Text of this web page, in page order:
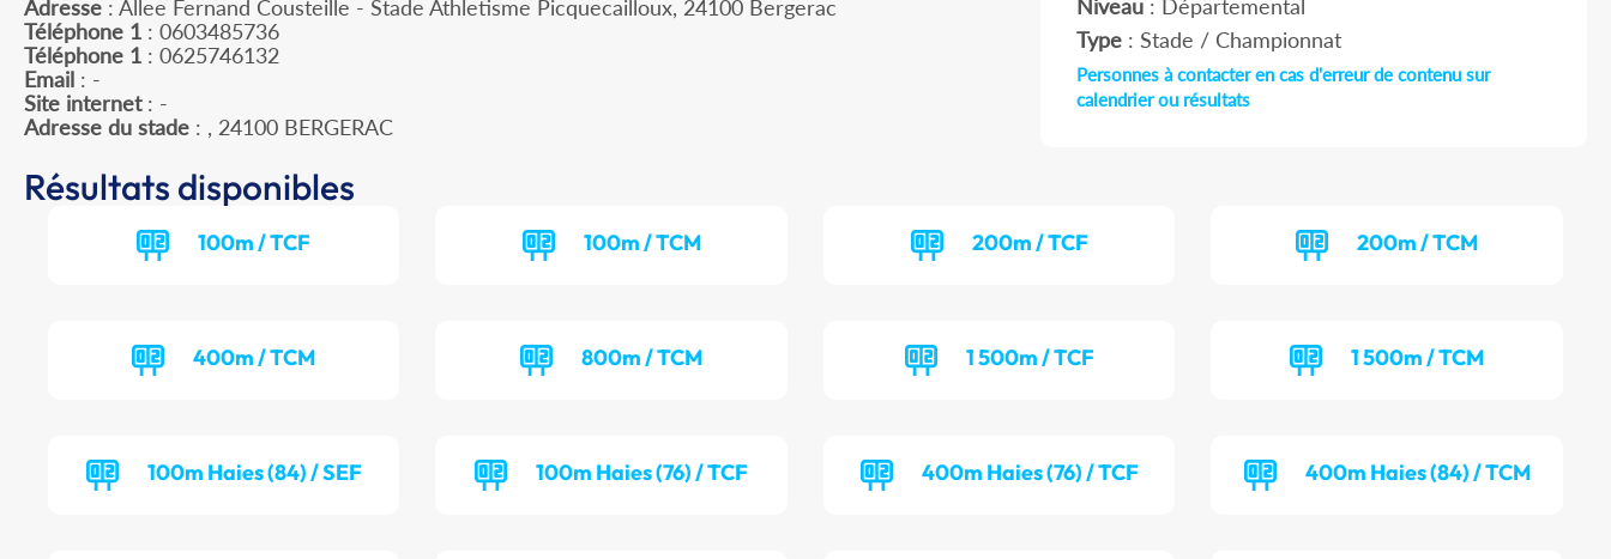
Adresse : Allee Fernand Cousteille - Stade Athletisme Picquecailloux, 24100 Bergerac
Téléphone 1 : 0603485736
Téléphone 1 : 0625746132
Email : -
Site internet: -
Adresse du stade : , 24100 BERGERAC
Niveau: Départemental
Type: Stade / Championnat
Personnes à contacter en cas d'erreur de contenu sur
calendrier ou résultats
Résultats disponibles
100m / TCF 100m / TCM 200m / TCF 200m / TCM
400m / TCM 800m / TCM 1 500m / TCF 1 500m / TCM
100m Haies (84) / SEF 100m Haies (76) / TCF 400m Haies (76) / TCF 400m Haies (84) / TCM